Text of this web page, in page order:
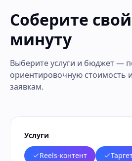
Соберите
минуту
Выберите услуги и бюджет —
ориентировочную стоимость
заявкам.
Услуги
Reels-контент